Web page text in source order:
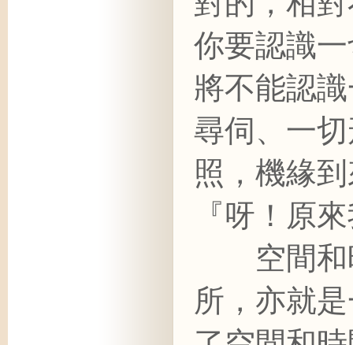
你要認識
將不能認
尋伺、一
照，機緣
『呀！原
空間和
所，亦就